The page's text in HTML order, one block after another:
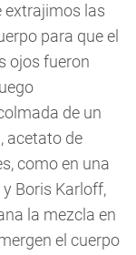
extrajimos las
para que el
ojos fueron
de un
acetato de
como en una
Boris Karloff,
la mezcla en
el cuerpo